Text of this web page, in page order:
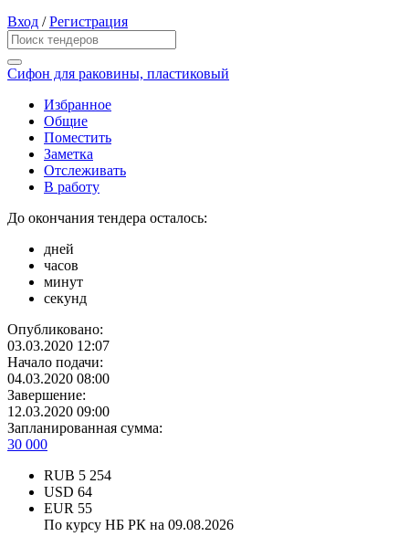
Вход /Регистрация
Сифон для раковины, пластиковый
Избранное
Общие
Поместить
Заметка
Отслеживать
В работу
До окончания тендера осталось:
дней
часов
минут
секунд
Опубликовано:
03.03.2020 12:07
Начало подачи:
04.03.2020 08:00
Завершение:
12.03.2020 09:00
Запланированная сумма:
30 000
RUB 5 254
USD 64
EUR 55
По курсу НБ РК на 09.08.2026